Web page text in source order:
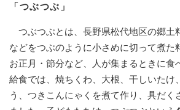
「つぶつぶ」
つぶつぶとは、長野県松代地区の郷土
などをつぶのように小さめに切って煮た
お正月・節分など、人が集まるときに食
給食では、焼ちくわ、大根、干しいたけ
う、つきこんにゃくを煮て作り、具だく